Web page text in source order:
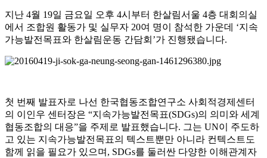
지난 4월 19일 금요일 오후 4시부터 한살림서울 4층 대회의실
에서 조합원 활동가 및 실무자 20여 명이 참석한 가운데 ‘지속
가능발전목표와 한살림운동 간담회’가 진행됐습니다.
첫 번째 발표자로 나선 한국협동조합연구소 사회적경제센터
의 이인우 센터장은 “지속가능발전목표(SDGs)의 의미와 세계
협동조합의 대응”을 주제로 발표했습니다. 그는 UN이 주도하
고 있는 지속가능발전목표의 텍스트뿐만 아니라 컨텍스트도
함께 읽을 필요가 있으며, SDGs를 둘러싼 다양한 이해관계자